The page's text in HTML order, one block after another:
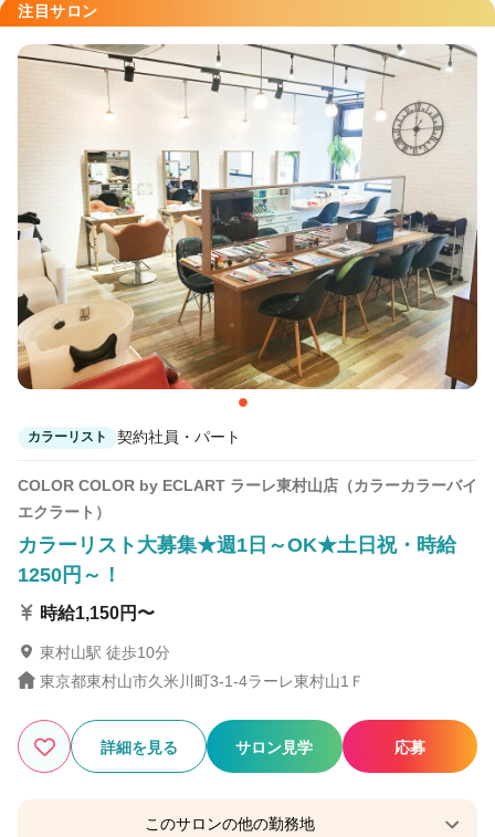
注目サロン
カラーリスト 契約社員・パート
COLOR COLOR by ECLART ラーレ東村山店（カラーカラーバイ
エクラート）
カラーリスト大募集★週1日～OK★土日祝・時給
1250円～！
時給1,150円〜
東村山駅 徒歩10分
東京都東村山市久米川町3-1-4ラーレ東村山1Ｆ
詳細を見る サロン見学 応募
このサロンの他の勤務地